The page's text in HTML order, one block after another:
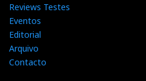
Reviews Testes
Eventos
Editorial
Arquivo
Contacto